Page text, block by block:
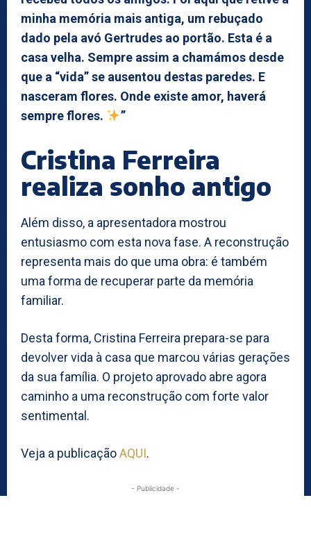
minha memória mais antiga, um rebuçado
dado pela avó Gertrudes ao portão. Esta é a
casa velha. Sempre assim a chamámos desde
que a “vida” se ausentou destas paredes. E
nasceram flores. Onde existe amor, haverá
sempre flores.
”
Cristina Ferreira
realiza sonho antigo
Além disso, a apresentadora mostrou
entusiasmo com esta nova fase. A reconstrução
representa mais do que uma obra: é também
uma forma de recuperar parte da memória
familiar.
Desta forma, Cristina Ferreira prepara-se para
devolver vida à casa que marcou várias gerações
da sua família. O projeto aprovado abre agora
caminho a uma reconstrução com forte valor
sentimental.
Veja a publicaçãoAQUI.
- Publicidade -